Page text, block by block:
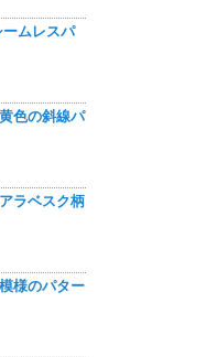
ムレスパ
色の斜線パ
ラベスク柄
様のパター